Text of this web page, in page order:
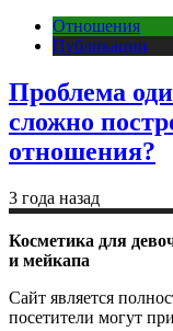
Отношения
Публикации
Проблема
сложно
отношения?
3 года назад
Косметика для
и мейкапа
Сайт является
посетители могут